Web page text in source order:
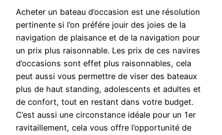
Acheter un bateau d’occasion est une résolution
pertinente si l’on préfére jouir des joies de la
navigation de plaisance et de la navigation pour
un prix plus raisonnable. Les prix de ces navires
d’occasions sont effet plus raisonnables, cela
peut aussi vous permettre de viser des bateaux
plus de haut standing, adolescents et adultes et
de confort, tout en restant dans votre budget.
C’est aussi une circonstance idéale pour un 1er
ravitaillement, cela vous offre l’opportunité de